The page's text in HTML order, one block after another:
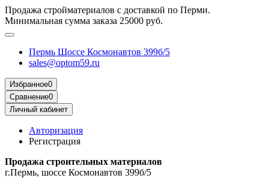
Продажа стройматериалов с доставкой по Перми.
Минимальная сумма заказа 25000 руб.
Пермь Шоссе Космонавтов 399б/5
sales@optom59.ru
Избранное0
Сравнение0
Личный кабинет
Авторизация
Регистрация
Продажа строительных материалов
г.Пермь, шоссе Космонавтов 399б/5